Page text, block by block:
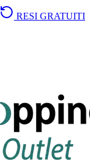
RESI GRATUITI